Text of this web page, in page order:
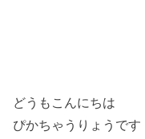
どうもこんにちは
ぴかちゃうりょうです